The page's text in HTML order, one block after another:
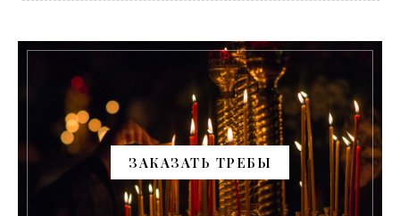
ЗАКАЗАТЬ ТРЕБЫ